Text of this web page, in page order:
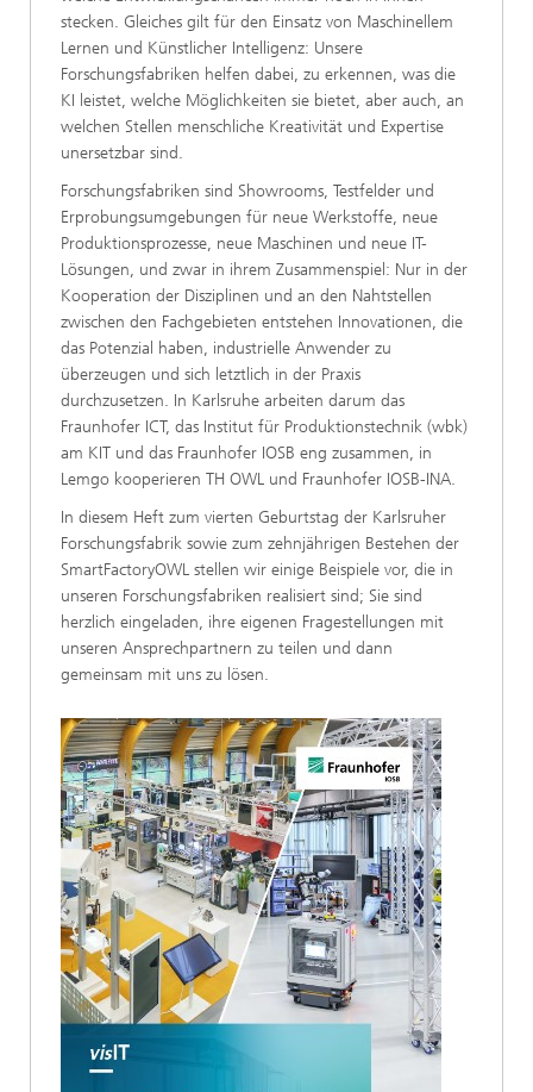
stecken. Gleiches gilt für den Einsatz von Maschinellem
Lernen und Künstlicher Intelligenz: Unsere
Forschungsfabriken helfen dabei, zu erkennen, was die
KI leistet, welche Möglichkeiten sie bietet, aber auch, an
welchen Stellen menschliche Kreativität und Expertise
unersetzbar sind.
Forschungsfabriken sind Showrooms, Testfelder und
Erprobungsumgebungen für neue Werkstoffe, neue
Produktionsprozesse, neue Maschinen und neue IT-
Lösungen, und zwar in ihrem Zusammenspiel: Nur in der
Kooperation der Disziplinen und an den Nahtstellen
zwischen den Fachgebieten entstehen Innovationen, die
das Potenzial haben, industrielle Anwender zu
überzeugen und sich letztlich in der Praxis
durchzusetzen. In Karlsruhe arbeiten darum das
Fraunhofer ICT, das Institut für Produktionstechnik (wbk)
am KIT und das Fraunhofer IOSB eng zusammen, in
Lemgo kooperieren TH OWL und Fraunhofer IOSB-INA.
In diesem Heft zum vierten Geburtstag der Karlsruher
Forschungsfabrik sowie zum zehnjährigen Bestehen der
SmartFactoryOWL stellen wir einige Beispiele vor, die in
unseren Forschungsfabriken realisiert sind; Sie sind
herzlich eingeladen, ihre eigenen Fragestellungen mit
unseren Ansprechpartnern zu teilen und dann
gemeinsam mit uns zu lösen.